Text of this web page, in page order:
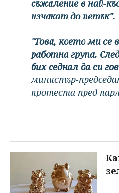
съжаление в най-
изчакат до петък".
"Това, което ми се
работна група.
бих седнал да си
министър-
протеста пред